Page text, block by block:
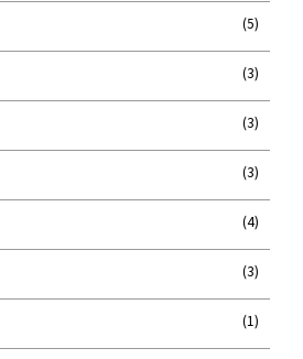
(5)
(3)
(3)
(3)
(4)
(3)
(1)